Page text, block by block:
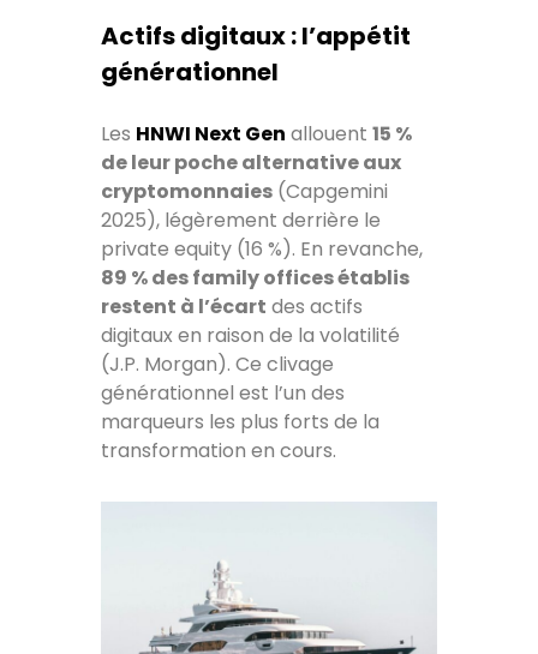
Actifs digitaux : l’appétit
générationnel
Les HNWI Next Gen allouent 15 %
de leur poche alternative aux
cryptomonnaies (Capgemini
2025), légèrement derrière le
private equity (16 %). En revanche,
89 % des family offices établis
restent à l’écart des actifs
digitaux en raison de la volatilité
(J.P. Morgan). Ce clivage
générationnel est l’un des
marqueurs les plus forts de la
transformation en cours.